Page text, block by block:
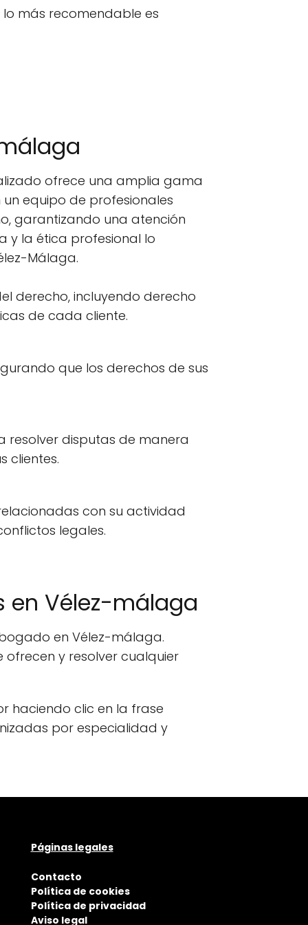
más recomendable es
ofrece una amplia gama
equipo de profesionales
garantizando una atención
y la ética profesional lo
Málaga.
derecho, incluyendo derecho
de cada cliente.
que los derechos de sus
resolver disputas de manera
clientes.
con su actividad
legales.
en Vélez-málaga
en Vélez-málaga.
y resolver cualquier
haciendo clic en la frase
por especialidad y
Páginas legales
Contacto
Política de cookies
Política de privacidad
Aviso legal